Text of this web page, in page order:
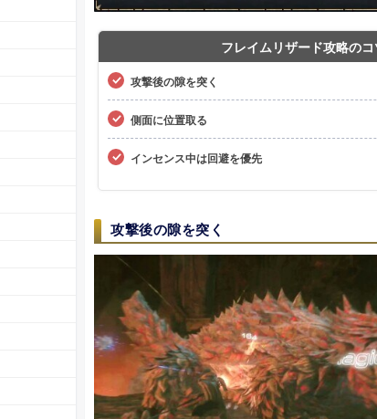
フレイムリザード攻略のコ
攻撃後の隙を突く
側面に位置取る
インセンス中は回避を優先
攻撃後の隙を突く